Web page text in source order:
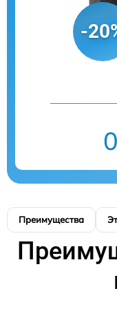
-
Преимущества